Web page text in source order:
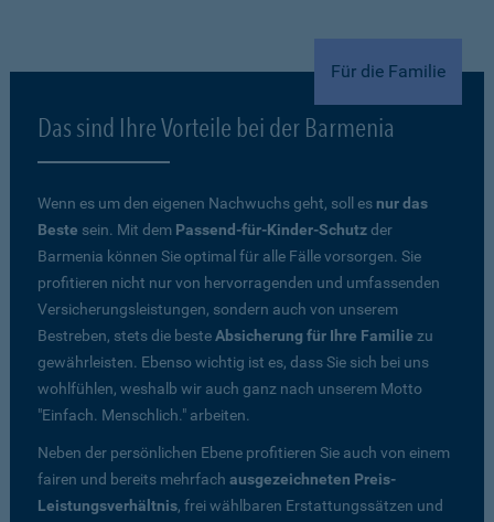
Für die Familie
Das sind Ihre Vorteile bei der Barmenia
Wenn es um den eigenen Nachwuchs geht, soll es nur das
Beste sein. Mit dem Passend-für-Kinder-Schutzder
Barmenia können Sie optimal für alle Fälle vorsorgen. Sie
profitieren nicht nur von hervorragenden und umfassenden
Versicherungsleistungen, sondern auch von unserem
Bestreben, stets die besteAbsicherung für Ihre Familie zu
gewährleisten. Ebenso wichtig ist es, dass Sie sich bei uns
wohlfühlen, weshalb wir auch ganz nach unserem Motto
"Einfach. Menschlich." arbeiten.
Neben der persönlichen Ebene profitieren Sie auch von einem
fairen und bereits mehrfach ausgezeichneten Preis-
Leistungsverhältnis, frei wählbaren Erstattungssätzen und